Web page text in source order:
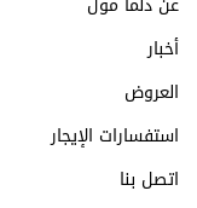
أخبار
العروض
استفسارات الإيجار
اتصل بنا